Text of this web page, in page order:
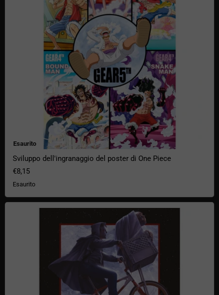
Esaurito
Sviluppo dell'ingranaggio del poster di One Piece
€8,15
Esaurito
Stampa d'arte in edizione limitata di E.T.